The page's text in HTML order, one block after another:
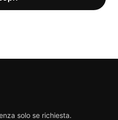
solo se richiesta.